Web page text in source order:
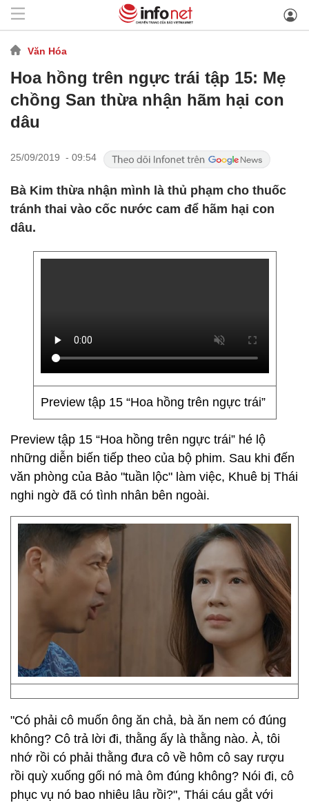
Văn Hóa
Hoa hồng trên ngực trái tập 15: Mẹ
chồng San thừa nhận hãm hại con
dâu
25/09/2019 - 09:54
Bà Kim thừa nhận mình là thủ phạm cho thuốc
tránh thai vào cốc nước cam để hãm hại con
dâu.
Preview tập 15 “Hoa hồng trên ngực trái”
Preview tập 15 “Hoa hồng trên ngực trái” hé lộ
những diễn biến tiếp theo của bộ phim. Sau khi đến
văn phòng của Bảo "tuần lộc" làm việc, Khuê bị Thái
nghi ngờ đã có tình nhân bên ngoài.
"Có phải cô muốn ông ăn chả, bà ăn nem có đúng
không? Cô trả lời đi, thằng ấy là thằng nào. À, tôi
nhớ rồi có phải thằng đưa cô về hôm cô say rượu
rồi quỳ xuống gối nó mà ôm đúng không? Nói đi, cô
phục vụ nó bao nhiêu lâu rồi?", Thái cáu gắt với